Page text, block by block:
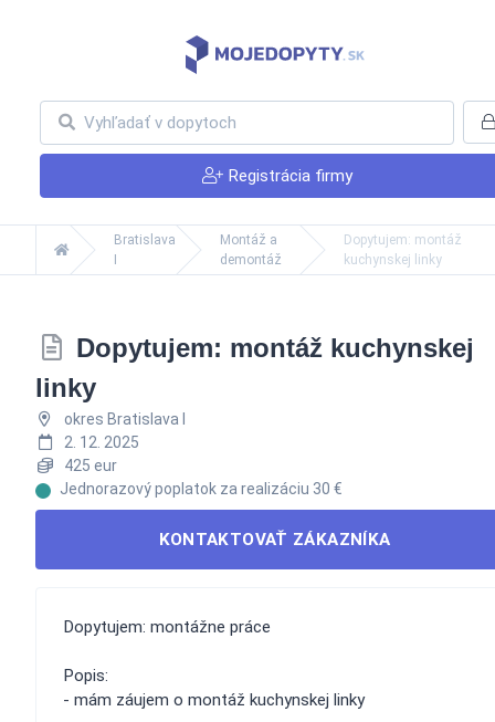
Registrácia firmy
Bratislava
Montáž a
demontáž
Dopytujem: montáž
kuchynskej linky
Dopytujem: montáž kuchynskej
linky
okres Bratislava I
2. 12. 2025
425 eur
Jednorazový poplatok za realizáciu 30 €
KONTAKTOVAŤ ZÁKAZNÍKA
Dopytujem: montážne práce
Popis:
- mám záujem o montáž kuchynskej linky